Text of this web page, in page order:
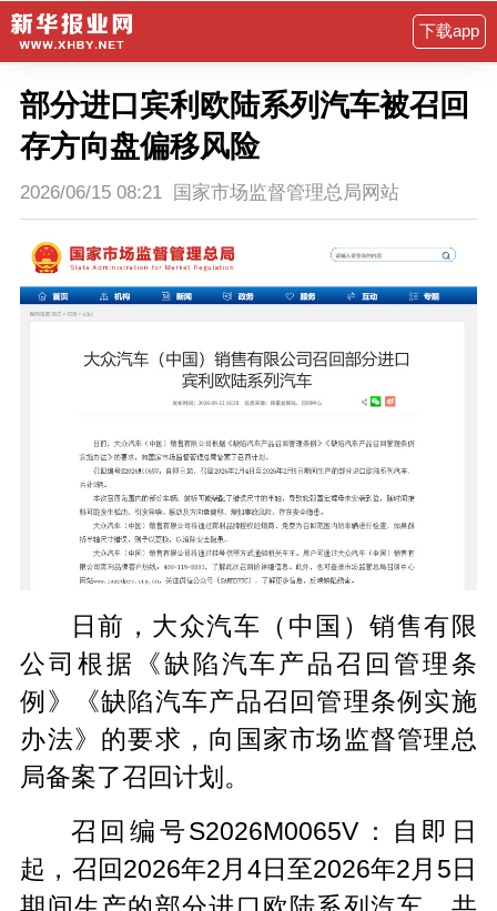
下载app
部分进口宾利欧陆系列汽车被召回
存方向盘偏移风险
2026/06/15 08:21 国家市场监督管理总局网站
日前，大众汽车（中国）销售有限
公司根据《缺陷汽车产品召回管理条
例》《缺陷汽车产品召回管理条例实施
办法》的要求，向国家市场监督管理总
局备案了召回计划。
召回编号S2026M0065V：自即日
起，召回2026年2月4日至2026年2月5日